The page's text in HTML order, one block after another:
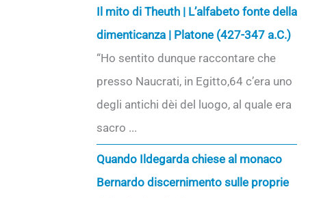
Il mito di Theuth | L’alfabeto fonte della
dimenticanza | Platone (427-347 a.C.)
“Ho sentito dunque raccontare che
presso Naucrati, in Egitto,64 c’era uno
degli antichi dèi del luogo, al quale era
sacro ...
Quando Ildegarda chiese al monaco
Bernardo discernimento sulle proprie